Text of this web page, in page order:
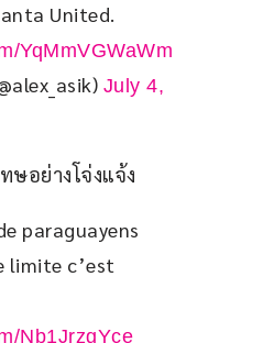
United.
YqMmVGWaWm
July 4,
ษอย่างโจ่งแจ้ง
paraguayens
limite c’est
Nb1JrzgYce